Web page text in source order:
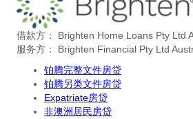
借款方： Brighten Home Loans Pty Ltd
服务方： Brighten Financial Pty Ltd
铂腾完整文件房贷
铂腾另类文件房贷
Expatriate房贷
非澳洲居民房贷